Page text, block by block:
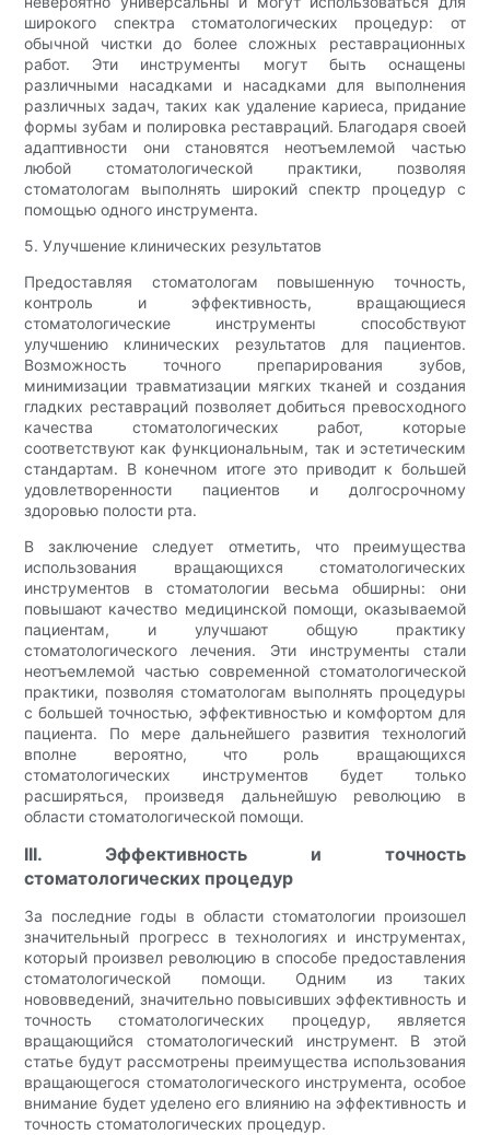
широкого спектра стоматологических процедур: от
обычной чистки до более сложных реставрационных
работ. Эти инструменты могут быть оснащены
различными насадками и насадками для выполнения
различных задач, таких как удаление кариеса, придание
формы зубам и полировка реставраций. Благодаря своей
адаптивности они становятся неотъемлемой частью
любой стоматологической практики, позволяя
стоматологам выполнять широкий спектр процедур с
помощью одного инструмента.
5. Улучшение клинических результатов
Предоставляя стоматологам повышенную точность,
контроль и эффективность, вращающиеся
стоматологические инструменты способствуют
улучшению клинических результатов для пациентов.
Возможность точного препарирования зубов,
минимизации травматизации мягких тканей и создания
гладких реставраций позволяет добиться превосходного
качества стоматологических работ, которые
соответствуют как функциональным, так и эстетическим
стандартам. В конечном итоге это приводит к большей
удовлетворенности пациентов и долгосрочному
здоровью полости рта.
В заключение следует отметить, что преимущества
использования вращающихся стоматологических
инструментов в стоматологии весьма обширны: они
повышают качество медицинской помощи, оказываемой
пациентам, и улучшают общую практику
стоматологического лечения. Эти инструменты стали
неотъемлемой частью современной стоматологической
практики, позволяя стоматологам выполнять процедуры
с большей точностью, эффективностью и комфортом для
пациента. По мере дальнейшего развития технологий
вполне вероятно, что роль вращающихся
стоматологических инструментов будет только
расширяться, произведя дальнейшую революцию в
области стоматологической помощи.
III. Эффективность и точность
стоматологических процедур
За последние годы в области стоматологии произошел
значительный прогресс в технологиях и инструментах,
который произвел революцию в способе предоставления
стоматологической помощи. Одним из таких
нововведений, значительно повысивших эффективность и
точность стоматологических процедур, является
вращающийся стоматологический инструмент. В этой
статье будут рассмотрены преимущества использования
вращающегося стоматологического инструмента, особое
внимание будет уделено его влиянию на эффективность и
точность стоматологических процедур.